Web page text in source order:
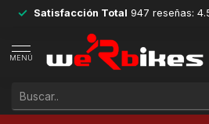
Satisfacción Total 947 reseñas:
MENÚ